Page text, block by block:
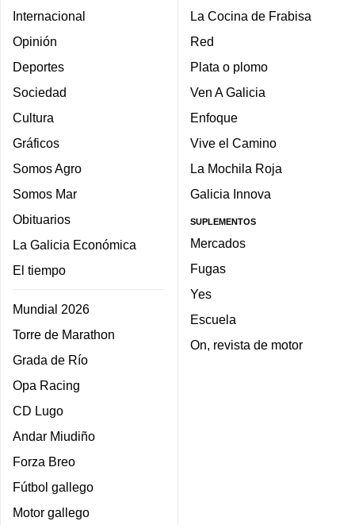
Internacional
Opinión
Deportes
Sociedad
Cultura
Gráficos
Somos Agro
Somos Mar
Obituarios
La Galicia Económica
El tiempo
Mundial 2026
Torre de Marathon
Grada de Río
Opa Racing
CD Lugo
Andar Miudiño
Forza Breo
Fútbol gallego
Motor gallego
La Cocina de Frabisa
Red
Plata o plomo
Ven A Galicia
Enfoque
Vive el Camino
La Mochila Roja
Galicia Innova
SUPLEMENTOS
Mercados
Fugas
Yes
Escuela
On, revista de motor